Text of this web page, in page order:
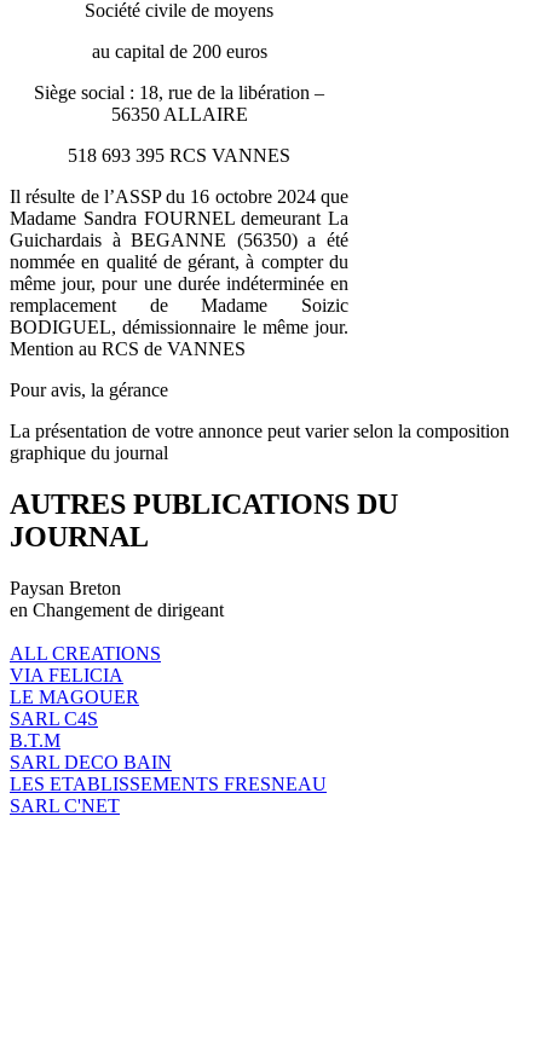
Société civile de moyens
au capital de 200 euros
Siège social : 18, rue de la libération –
56350 ALLAIRE
518 693 395 RCS VANNES
Il résulte de l’ASSP du 16 octobre 2024 que
Madame Sandra FOURNEL demeurant La
Guichardais à BEGANNE (56350) a été
nommée en qualité de gérant, à compter du
même jour, pour une durée indéterminée en
remplacement de Madame Soizic
BODIGUEL, démissionnaire le même jour.
Mention au RCS de VANNES
Pour avis, la gérance
La présentation de votre annonce peut varier selon la composition
graphique du journal
AUTRES PUBLICATIONS DU
JOURNAL
Paysan Breton
en Changement de dirigeant
ALL CREATIONS
VIA FELICIA
LE MAGOUER
SARL C4S
B.T.M
SARL DECO BAIN
LES ETABLISSEMENTS FRESNEAU
SARL C'NET